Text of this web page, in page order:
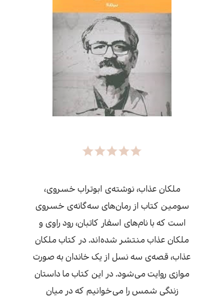
ملکان عذاب، نوشته‌ی ابوتراب خسروی،
سومین کتاب از رمان‌های سه‌گانه‌ی خسروی
است که با نام‌های اسفار کاتبان، رود راوی و
ملکان عذاب منتشر شده‌اند. در کتاب ملکان
عذاب، قصه‌ی سه نسل از یک خاندان به صورت
موازی روایت می‌شود. در این کتاب ما داستان
زندگی شمس را می‌خوانیم که در میان